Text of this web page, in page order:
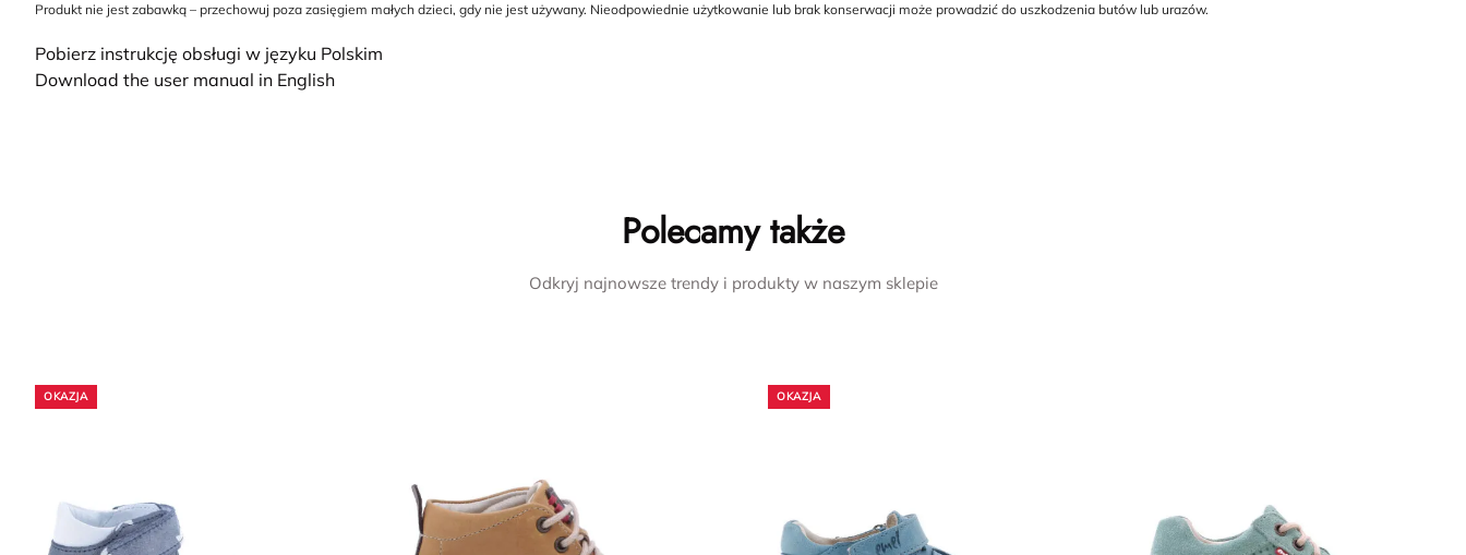
Produkt nie jest zabawką – przechowuj poza zasięgiem małych dzieci, gdy nie jest używany. Nieodpowiednie użytkowanie lub brak konserwacji może prowadzić do uszkodzenia butów lub urazów.
Pobierz instrukcję obsługi w języku Polskim
Download the user manual in English
Polecamy także
Odkryj najnowsze trendy i produkty w naszym sklepie